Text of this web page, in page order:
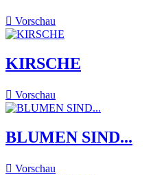
 Vorschau
KIRSCHE
 Vorschau
BLUMEN SIND...
 Vorschau